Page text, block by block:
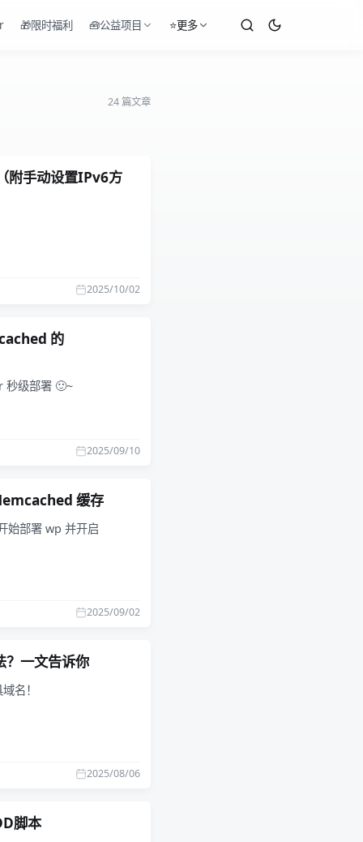
🎁限时福利 🧰公益项目 ⭐更多
24 篇文章
附手动设置IPv6方
2025/10/02
的
秒级部署 🙂~
2025/09/10
缓存
始部署 wp 并开启
2025/09/02
一文告诉你
名！
2025/08/06
脚本